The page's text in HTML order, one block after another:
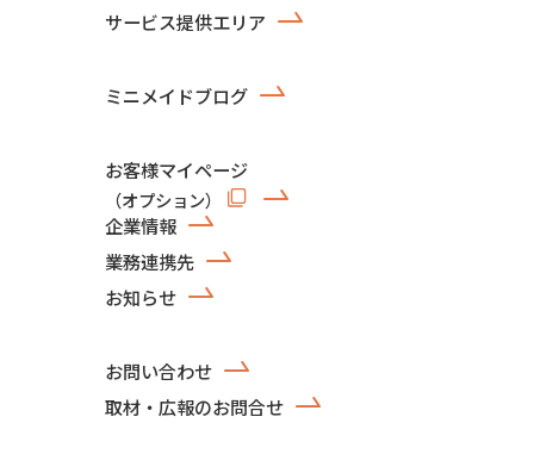
サービス提供エリア
ミニメイドブログ
お客様マイページ
（オプション）
企業情報
業務連携先
お知らせ
お問い合わせ
取材・広報のお問合せ